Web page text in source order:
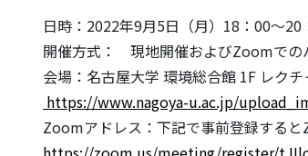
日時：2022年9月5日（月）18：00～20
開催方式： 現地開催およびZoomでの
会場：名古屋大学 環境総合館 1F レク
https://www.nagoya-u.ac.jp/
Zoomアドレス：下記で事前登録する